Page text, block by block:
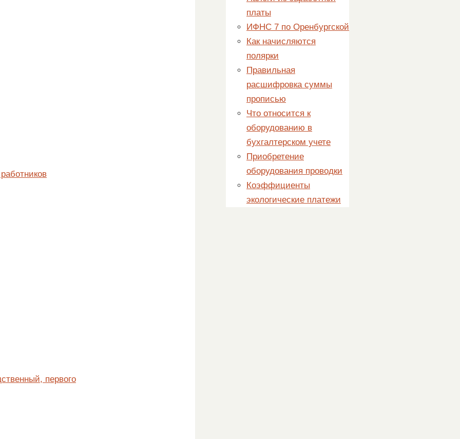
первого
платы
ИФНС 7 по Оренбургской
Как начисляются
полярки
Правильная
расшифровка суммы
прописью
Что относится к
оборудованию в
бухгалтерском учете
Приобретение
оборудования проводки
Коэффициенты
экологические платежи